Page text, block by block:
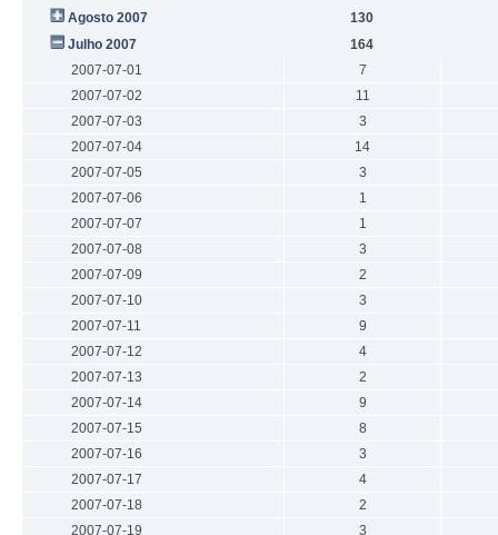
Agosto 2007
130
Julho 2007
164
2007-07-01
7
2007-07-02
11
2007-07-03
3
2007-07-04
14
2007-07-05
3
2007-07-06
1
2007-07-07
1
2007-07-08
3
2007-07-09
2
2007-07-10
3
2007-07-11
9
2007-07-12
4
2007-07-13
2
2007-07-14
9
2007-07-15
8
2007-07-16
3
2007-07-17
4
2007-07-18
2
2007-07-19
3